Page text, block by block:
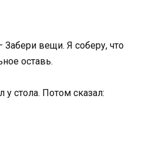
Забери вещи. Я соберу, что
оставь.
у стола. Потом сказал: